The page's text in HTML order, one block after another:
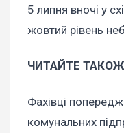
5 липня вночі у
жовтий рівень
ЧИТАЙТЕ
Фахівці
комунальних